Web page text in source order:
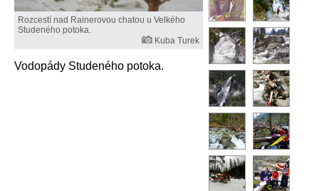
Rozcestí nad Rainerovou chatou u Velkého
Studeného potoka.
Kuba Turek
Vodopády Studeného potoka.